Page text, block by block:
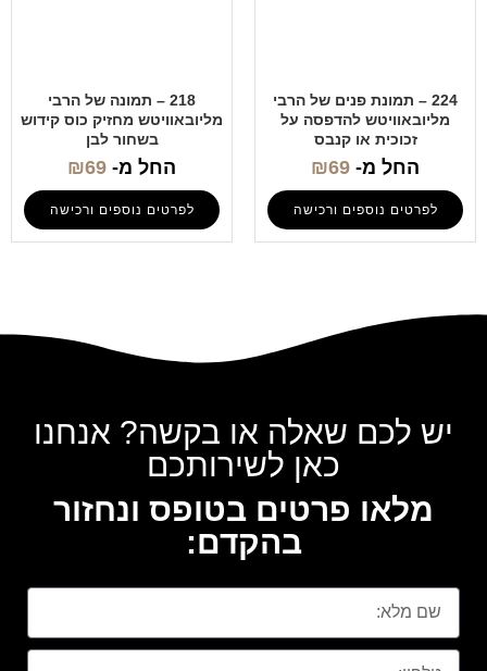
224 – תמונת פנים של הרבי
מליובאוויטש להדפסה על
זכוכית או קנבס
החל מ- ₪69
לפרטים נוספים ורכישה
218 – תמונה של הרבי
מליובאוויטש מחזיק כוס קידוש
בשחור לבן
החל מ- ₪69
לפרטים נוספים ורכישה
יש לכם שאלה או בקשה? אנחנו
כאן לשירותכם
מלאו פרטים בטופס ונחזור
בהקדם: